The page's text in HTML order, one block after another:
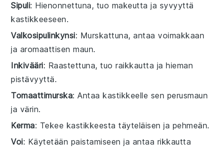
Sipuli: Hienonnettuna, tuo makeutta ja syvyyttä
kastikkeeseen.
Valkosipulinkynsi: Murskattuna, antaa voimakkaan
ja aromaattisen maun.
Inkivääri: Raastettuna, tuo raikkautta ja hieman
pistävyyttä.
Tomaattimurska: Antaa kastikkeelle sen perusmaun
ja värin.
Kerma: Tekee kastikkeesta täyteläisen ja pehmeän.
Voi: Käytetään paistamiseen ja antaa rikkautta